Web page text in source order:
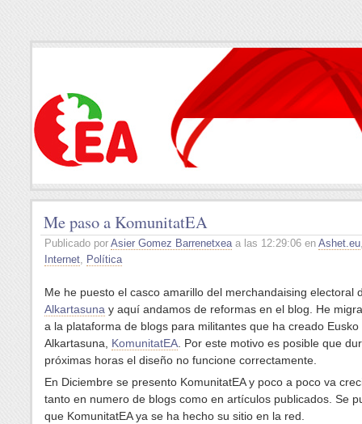
Me paso a KomunitatEA
Publicado por Asier Gomez Barrenetxeaa las 12:29:06 en Ashet.eu
Internet, Política
Me he puesto el casco amarillo del merchandaising electoral
Alkartasuna y aquí andamos de reformas en el blog. He
a la plataforma de blogs para militantes que ha creado Eusko
Alkartasuna, KomunitatEA . Por este motivo es posible que
próximas horas el diseño no funcione correctamente.
En Diciembre se presento KomunitatEA y poco a poco va
tanto en numero de blogs como en artículos publicados. Se
que KomunitatEA ya se ha hecho su sitio en la red.